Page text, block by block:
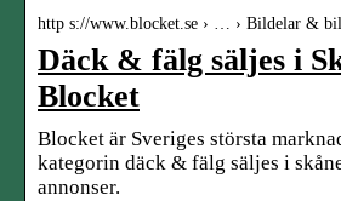
http s://www.blocket.se › … › Bildelar &
Däck & fälg säljes i
Blocket
Blocket är Sveriges största
kategorin däck & fälg säljes i
annonser.